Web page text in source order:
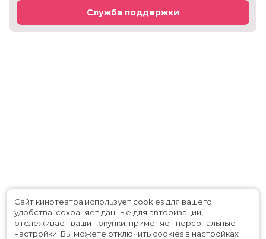
Служба поддержки
Сайт кинотеатра использует cookies для вашего
удобства: сохраняет данные для авторизации,
отслеживает ваши покупки, применяет персональные
настройки. Вы можете отключить cookies в настройках